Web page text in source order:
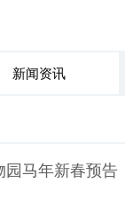
新闻资讯
园马年新春预告